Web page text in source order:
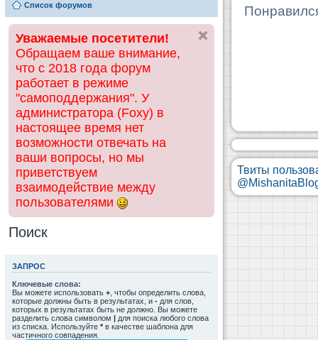
Список форумов
Уважаемые посетители!
Обращаем ваше внимание,
что с 2018 года форум
работает в режиме
"самоподдержания". У
администратора (Foxy) в
настоящее время нет
возможности отвечать на
ваши вопросы, но мы
приветствуем
взаимодействие между
пользователями
Поиск
ЗАПРОС
Ключевые слова:
Вы можете использовать + , чтобы определить слова,
которые должны быть в результатах, и - для слов,
которых в результатах быть не должно. Вы можете
разделить слова символом | для поиска любого слова
из списка. Используйте * в качестве шаблона для
частичного совпадения.
Твиты